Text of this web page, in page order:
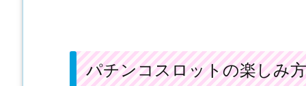
パチンコスロットの楽しみ方